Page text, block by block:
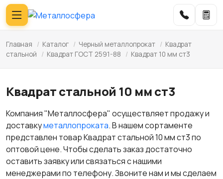
Главная / Каталог / Черный металлопрокат / Квадрат
стальной
/ Квадрат ГОСТ 2591-88 / Квадрат 10 мм ст3
Квадрат стальной 10 мм ст3
Компания "Металлосфера" осуществляет продажу и
доставкуметаллопроката. В нашем сортаменте
представлен товар Квадрат стальной 10 мм ст3 по
оптовой цене. Чтобы сделать заказ достаточно
оставить заявку или связаться с нашими
менеджерами по телефону. Звоните нам и мы сделаем